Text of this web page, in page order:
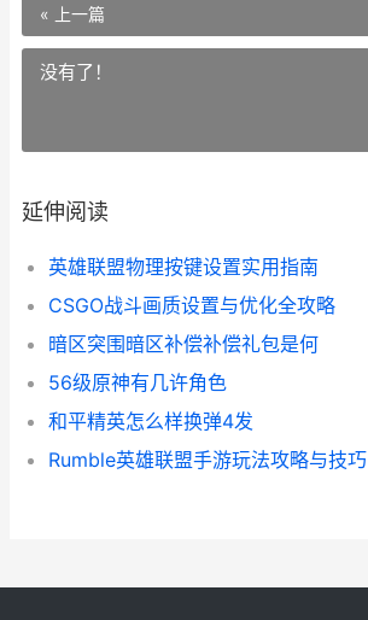
« 上一篇
没有了！
延伸阅读
英雄联盟物理按键设置实用指南
CSGO战斗画质设置与优化全攻略
暗区突围暗区补偿补偿礼包是何
56级原神有几许角色
和平精英怎么样换弹4发
Rumble英雄联盟手游玩法攻略与技巧